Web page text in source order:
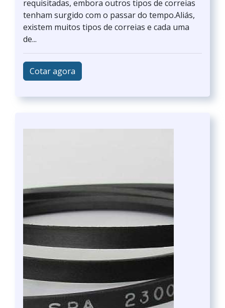
requisitadas, embora outros tipos de correias
tenham surgido com o passar do tempo.Aliás,
existem muitos tipos de correias e cada uma
de...
Cotar agora